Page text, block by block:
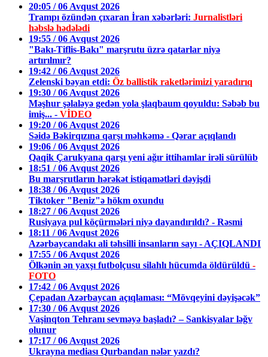
20:05 / 06 Avqust 2026
Trampı özündən çıxaran İran xəbərləri: Jurnalistləri
həbslə hədələdi
19:55 / 06 Avqust 2026
"Bakı-Tiflis-Bakı" marşrutu üzrə qatarlar niyə
artırılmır?
19:42 / 06 Avqust 2026
Zelenski bəyan etdi: Öz ballistik raketlərimizi yaradırıq
19:30 / 06 Avqust 2026
Məşhur şəlaləyə gedən yola şlaqbaum qoyuldu: Səbəb bu
imiş... - VİDEO
19:20 / 06 Avqust 2026
Səidə Bəkirqızına qarşı məhkəmə - Qərar açıqlandı
19:06 / 06 Avqust 2026
Qaqik Çarukyana qarşı yeni ağır ittihamlar irəli sürülüb
18:51 / 06 Avqust 2026
Bu marşrutların hərəkət istiqamətləri dəyişdi
18:38 / 06 Avqust 2026
Tiktoker "Beniz"ə hökm oxundu
18:27 / 06 Avqust 2026
Rusiyaya pul köçürmələri niyə dayandırıldı? - Rəsmi
18:11 / 06 Avqust 2026
Azərbaycandakı ali təhsilli insanların sayı - AÇIQLANDI
17:55 / 06 Avqust 2026
Ölkənin ən yaxşı futbolçusu silahlı hücumda öldürüldü -
FOTO
17:42 / 06 Avqust 2026
Çepadan Azərbaycan açıqlaması: “Mövqeyini dəyişəcək”
17:30 / 06 Avqust 2026
Vaşinqton Tehranı sevməyə başladı? – Sankisyalar ləğv
olunur
17:17 / 06 Avqust 2026
Ukrayna mediası Qurbandan nələr yazdı?